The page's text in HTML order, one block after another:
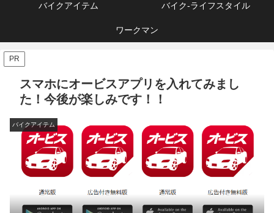
バイクアイテム バイク-ライフスタイル
ワークマン
PR
スマホにオービスアプリを入れてみまし
た！今後が楽しみです！！
バイクアイテム